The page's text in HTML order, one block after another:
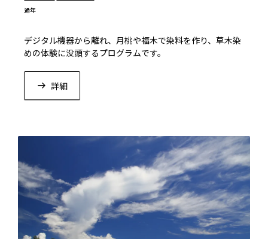
通年
デジタル機器から離れ、月桃や福木で染料を作り、草木染
めの体験に没頭するプログラムです。
詳細